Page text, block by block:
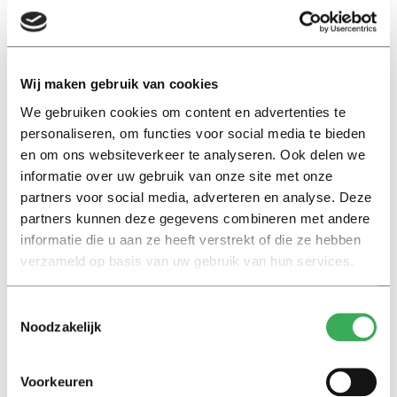
Wij maken gebruik van cookies
We gebruiken cookies om content en advertenties te
personaliseren, om functies voor social media te bieden
en om ons websiteverkeer te analyseren. Ook delen we
informatie over uw gebruik van onze site met onze
partners voor social media, adverteren en analyse. Deze
partners kunnen deze gegevens combineren met andere
informatie die u aan ze heeft verstrekt of die ze hebben
verzameld op basis van uw gebruik van hun services.
Noodzakelijk
Voorkeuren
VENRAY
WEERT
VENLO
ROERMOND